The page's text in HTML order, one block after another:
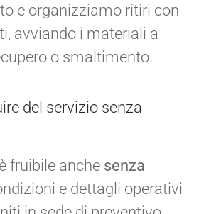
e organizziamo ritiri con
avviando i materiali a
o smaltimento.
del servizio senza
fruibile anche senza
e dettagli operativi